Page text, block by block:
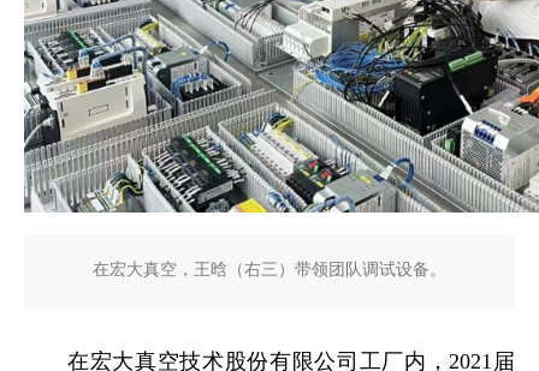
在宏大真空，王晗（右三）带领团队调试设备。
在宏大真空技术股份有限公司工厂内，2021届